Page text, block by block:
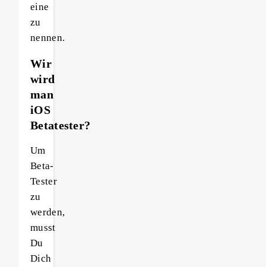
eine
zu
nennen.
Wir
wird
man
iOS
Betatester?
Um
Beta-
Tester
zu
werden,
musst
Du
Dich